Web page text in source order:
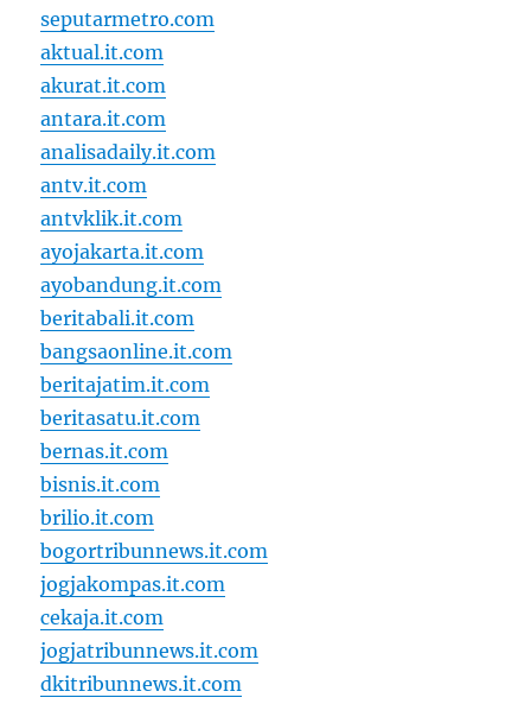
seputarmetro.com
aktual.it.com
akurat.it.com
antara.it.com
analisadaily.it.com
antv.it.com
antvklik.it.com
ayojakarta.it.com
ayobandung.it.com
beritabali.it.com
bangsaonline.it.com
beritajatim.it.com
beritasatu.it.com
bernas.it.com
bisnis.it.com
brilio.it.com
bogortribunnews.it.com
jogjakompas.it.com
cekaja.it.com
jogjatribunnews.it.com
dkitribunnews.it.com